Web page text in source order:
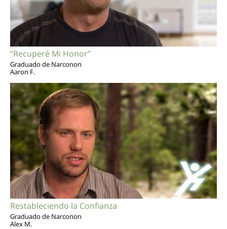
“Recuperé Mi Honor”
Graduado de Narconon
Aaron F.
Restableciendo la Confianza
Graduado de Narconon
Alex M.